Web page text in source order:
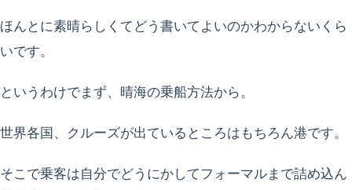
ほんとに素晴らしくてどう書いてよいのかわからないくら
いです。
というわけでまず、晴海の乗船方法から。
世界各国、クルーズが出ているところはもちろん港です。
そこで乗客は自分でどうにかしてフォーマルまで詰め込ん